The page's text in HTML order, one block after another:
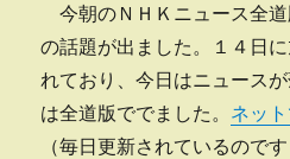
今朝のＮＨＫニュース全
の話題が出ました。１４日
れており、今日はニュース
は全道版ででました。 ネッ
（毎日更新されているので